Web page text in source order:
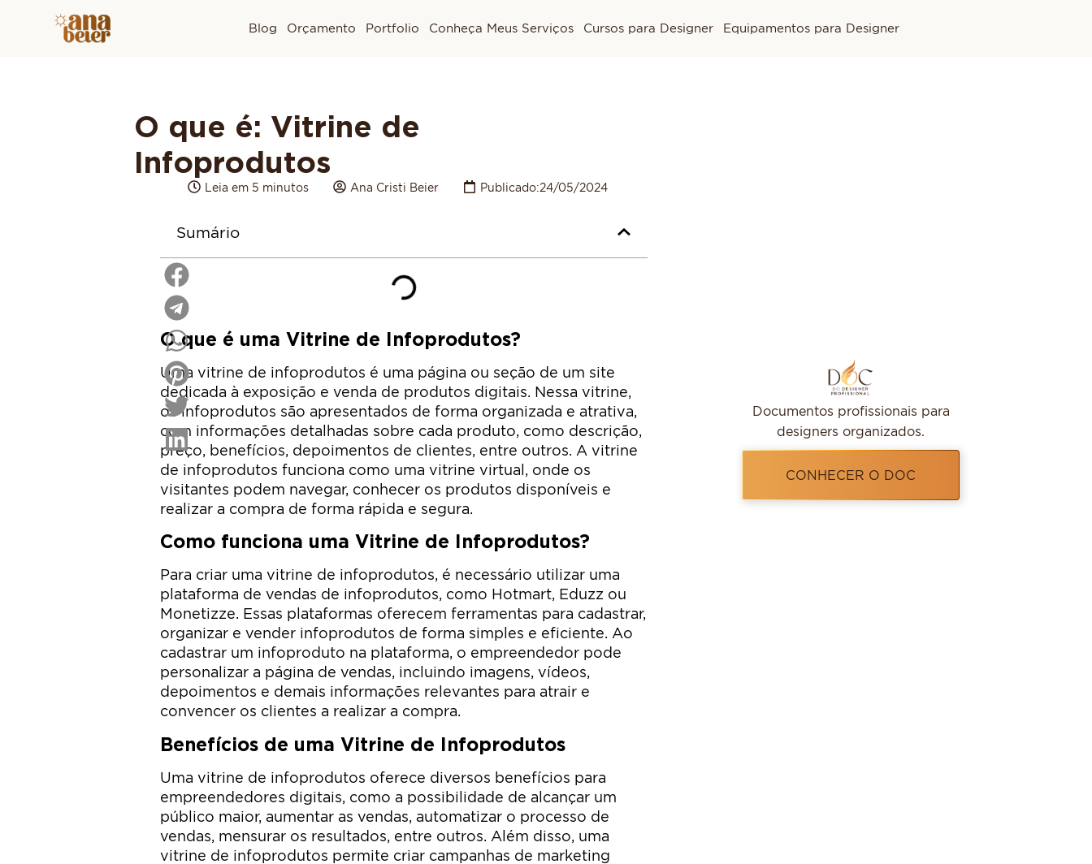
Blog Orçamento Portfolio Conheça Meus Serviços Cursos para Designer Equipamentos para Designer
O que é: Vitrine de
Infoprodutos
Leia em 5 minutos Ana Cristi Beier Publicado:24/05/2024
Sumário
O que é uma Vitrine de Infoprodutos?
Uma vitrine de infoprodutos é uma página ou seção de um site
dedicada à exposição e venda de produtos digitais. Nessa vitrine,
os infoprodutos são apresentados de forma organizada e atrativa,
com informações detalhadas sobre cada produto, como descrição,
preço, benefícios, depoimentos de clientes, entre outros. A vitrine
de infoprodutos funciona como uma vitrine virtual, onde os
visitantes podem navegar, conhecer os produtos disponíveis e
realizar a compra de forma rápida e segura.
Como funciona uma Vitrine de Infoprodutos?
Para criar uma vitrine de infoprodutos, é necessário utilizar uma
plataforma de vendas de infoprodutos, como Hotmart, Eduzz ou
Monetizze. Essas plataformas oferecem ferramentas para cadastrar,
organizar e vender infoprodutos de forma simples e eficiente. Ao
cadastrar um infoproduto na plataforma, o empreendedor pode
personalizar a página de vendas, incluindo imagens, vídeos,
depoimentos e demais informações relevantes para atrair e
convencer os clientes a realizar a compra.
Benefícios de uma Vitrine de Infoprodutos
Uma vitrine de infoprodutos oferece diversos benefícios para
empreendedores digitais, como a possibilidade de alcançar um
público maior, aumentar as vendas, automatizar o processo de
vendas, mensurar os resultados, entre outros. Além disso, uma
vitrine de infoprodutos permite criar campanhas de marketing
Documentos profissionais para
designers organizados.
CONHECER O DOC